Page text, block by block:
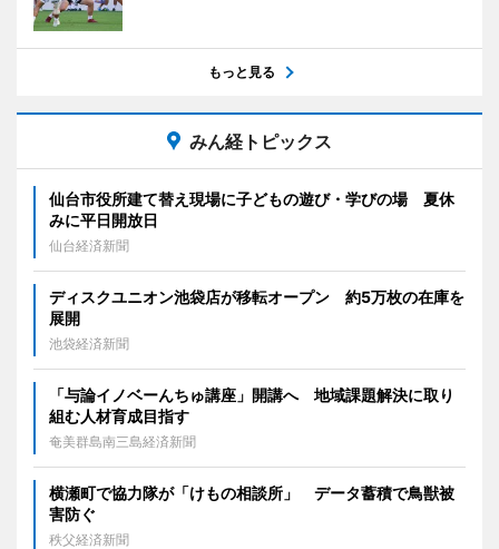
もっと見る
みん経トピックス
仙台市役所建て替え現場に子どもの遊び・学びの場 夏休
みに平日開放日
仙台経済新聞
ディスクユニオン池袋店が移転オープン 約5万枚の在庫を
展開
池袋経済新聞
「与論イノベーんちゅ講座」開講へ 地域課題解決に取り
組む人材育成目指す
奄美群島南三島経済新聞
横瀬町で協力隊が「けもの相談所」 データ蓄積で鳥獣被
害防ぐ
秩父経済新聞